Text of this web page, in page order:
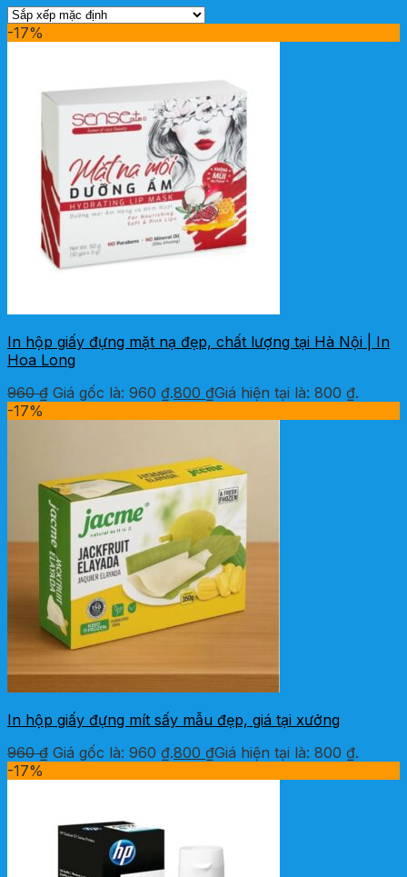
-17%
In hộp giấy đựng mặt nạ đẹp, chất lượng tại Hà Nội | In
Hoa Long
960₫ Giá gốc là: 960 ₫.800 ₫Giá hiện tại là: 800 ₫.
-17%
In hộp giấy đựng mít sấy mẫu đẹp, giá tại xưởng
960₫ Giá gốc là: 960 ₫.800 ₫Giá hiện tại là: 800 ₫.
-17%